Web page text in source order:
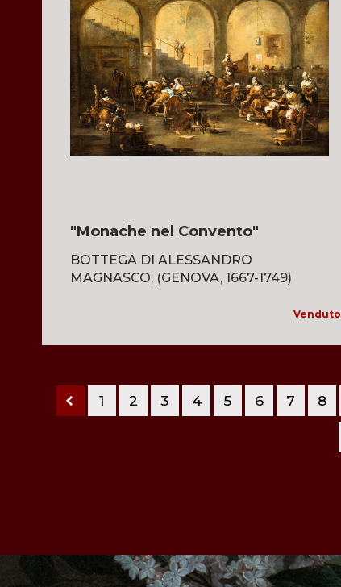
"Monache nel Convento"
BOTTEGA DI ALESSANDRO
MAGNASCO, (GENOVA, 1667-1749)
Venduto
1 2 3 4 5 6 7 8